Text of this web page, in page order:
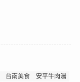
台南美食
安平牛肉湯